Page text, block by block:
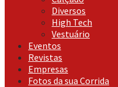
Diversos
High Tech
Vestuário
Eventos
Revistas
Empresas
Fotos da sua Corrida